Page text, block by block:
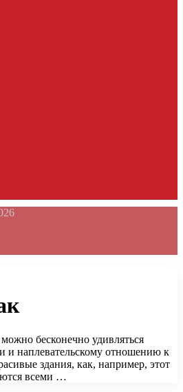
бесконечно удивляться
и наплевательскому отношению к
здания, как, например, этот
всеми …